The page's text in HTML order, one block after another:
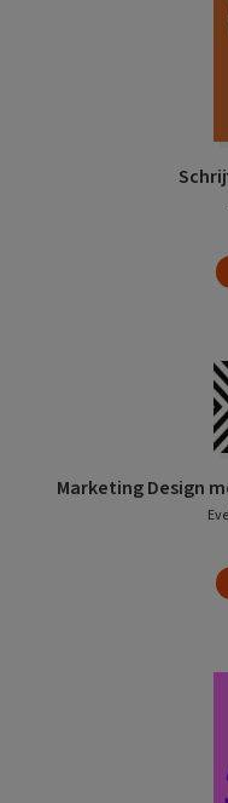
Marketing Design